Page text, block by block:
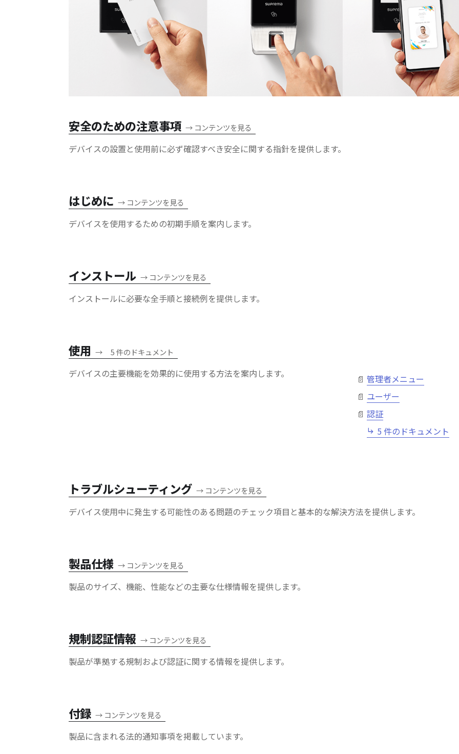
安全のための注意事項 → コンテンツを見る
デバイスの設置と使用前に必ず確認すべき安全に関する指針を提供します。
はじめに → コンテンツを見る
デバイスを使用するための初期手順を案内します。
インストール → コンテンツを見る
インストールに必要な全手順と接続例を提供します。
使用 → 5 件のドキュメント
デバイスの主要機能を効果的に使用する方法を案内します。
管理者メニュー
ユーザー
認証
5 件のドキュメント
トラブルシューティング → コンテンツを見る
デバイス使用中に発生する可能性のある問題のチェック項目と基本的な解決方法を提供します。
製品仕様 → コンテンツを見る
製品のサイズ、機能、性能などの主要な仕様情報を提供します。
規制認証情報 → コンテンツを見る
製品が準拠する規制および認証に関する情報を提供します。
付録 → コンテンツを見る
製品に含まれる法的通知事項を掲載しています。